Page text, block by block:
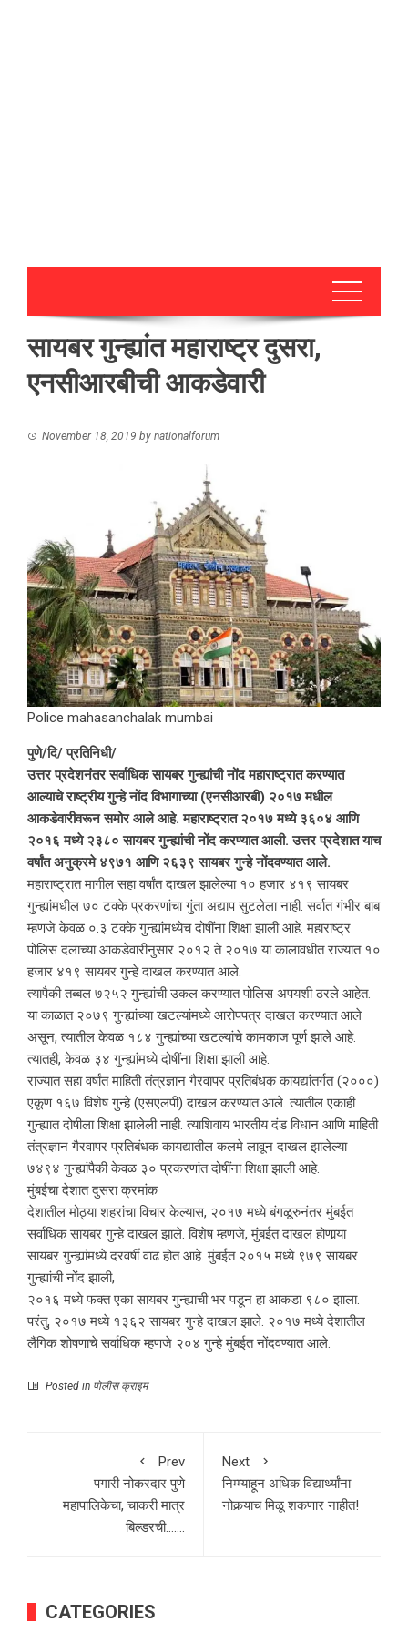
सायबर गुन्ह्यांत महाराष्ट्र दुसरा,
एनसीआरबीची आकडेवारी
November 18, 2019 by nationalforum
Police mahasanchalak mumbai
पुणे/दि/ प्रतिनिधी/
उत्तर प्रदेशनंतर सर्वाधिक सायबर गुन्ह्यांची नोंद महाराष्ट्रात करण्यात
आल्याचे राष्ट्रीय गुन्हे नोंद विभागाच्या (एनसीआरबी) २०१७ मधील
आकडेवारीवरून समोर आले आहे. महाराष्ट्रात २०१७ मध्ये ३६०४ आणि
२०१६ मध्ये २३८० सायबर गुन्ह्यांची नोंद करण्यात आली. उत्तर प्रदेशात याच
वर्षांत अनुक्रमे ४९७१ आणि २६३९ सायबर गुन्हे नोंदवण्यात आले.
महाराष्ट्रात मागील सहा वर्षांत दाखल झालेल्या १० हजार ४१९ सायबर
गुन्ह्यांमधील ७० टक्के प्रकरणांचा गुंता अद्याप सुटलेला नाही. सर्वात गंभीर बाब
म्हणजे केवळ ०.३ टक्के गुन्ह्यांमध्येच दोषींना शिक्षा झाली आहे. महाराष्ट्र
पोलिस दलाच्या आकडेवारीनुसार २०१२ ते २०१७ या कालावधीत राज्यात १०
हजार ४१९ सायबर गुन्हे दाखल करण्यात आले.
त्यापैकी तब्बल ७२५२ गुन्ह्यांची उकल करण्यात पोलिस अपयशी ठरले आहेत.
या काळात २०७९ गुन्ह्यांच्या खटल्यांमध्ये आरोपपत्र दाखल करण्यात आले
असून, त्यातील केवळ १८४ गुन्ह्यांच्या खटल्यांचे कामकाज पूर्ण झाले आहे.
त्यातही, केवळ ३४ गुन्ह्यांमध्ये दोषींना शिक्षा झाली आहे.
राज्यात सहा वर्षांत माहिती तंत्रज्ञान गैरवापर प्रतिबंधक कायद्यांतर्गत (२०००)
एकूण १६७ विशेष गुन्हे (एसएलपी) दाखल करण्यात आले. त्यातील एकाही
गुन्ह्यात दोषीला शिक्षा झालेली नाही. त्याशिवाय भारतीय दंड विधान आणि माहिती
तंत्रज्ञान गैरवापर प्रतिबंधक कायद्यातील कलमे लावून दाखल झालेल्या
७४९४ गुन्ह्यांपैकी केवळ ३० प्रकरणांत दोषींना शिक्षा झाली आहे.
मुंबईचा देशात दुसरा क्रमांक
देशातील मोठ्या शहरांचा विचार केल्यास, २०१७ मध्ये बंगळूरुनंतर मुंबईत
सर्वाधिक सायबर गुन्हे दाखल झाले. विशेष म्हणजे, मुंबईत दाखल होणार्‍या
सायबर गुन्ह्यांमध्ये दरवर्षी वाढ होत आहे. मुंबईत २०१५ मध्ये ९७९ सायबर
गुन्ह्यांची नोंद झाली,
२०१६ मध्ये फक्त एका सायबर गुन्ह्याची भर पडून हा आकडा ९८० झाला.
परंतु, २०१७ मध्ये १३६२ सायबर गुन्हे दाखल झाले. २०१७ मध्ये देशातील
लैंगिक शोषणाचे सर्वाधिक म्हणजे २०४ गुन्हे मुंबईत नोंदवण्यात आले.
Posted in पोलीस क्राइम
Prev
पगारी नोकरदार पुणे
महापालिकेचा, चाकरी मात्र
बिल्डरची…….
Next
निम्म्याहून अधिक विद्यार्थ्यांना
नोकर्‍याच मिळू शकणार नाहीत!
CATEGORIES